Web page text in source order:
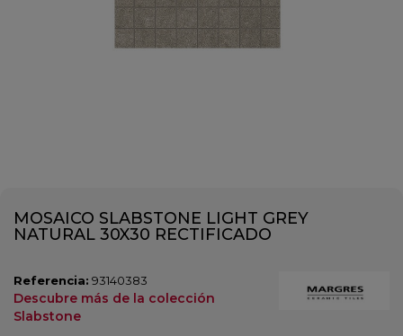
MOSAICO SLABSTONE LIGHT GREY
NATURAL 30X30 RECTIFICADO
Referencia: 93140383
Descubre más de la colección
Slabstone